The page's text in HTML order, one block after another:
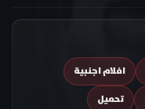
افلام اجنبية
تحميل